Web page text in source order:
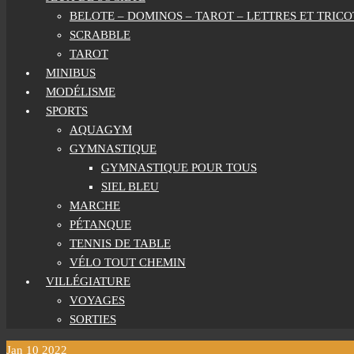
BELOTE – DOMINOS – TAROT – LETTRES ET
SCRABBLE
TAROT
MINIBUS
MODÉLISME
SPORTS
AQUAGYM
GYMNASTIQUE
GYMNASTIQUE POUR TOUS
SIEL BLEU
MARCHE
PÉTANQUE
TENNIS DE TABLE
VÉLO TOUT CHEMIN
VILLÉGIATURE
VOYAGES
SORTIES
Jan 10 2022